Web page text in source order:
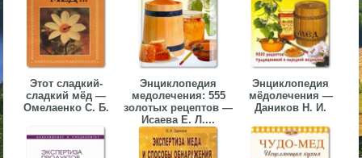
Этот сладкий-
сладкий мёд —
Омелаенко С. Б.
Энциклопедия
медолечения: 555
золотых рецептов —
Исаева Е. Л....
Энциклопедия
мёдолечения —
Даников Н. И.
▼